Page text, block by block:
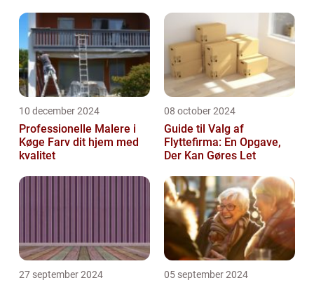
10 december 2024
Professionelle Malere i
Køge Farv dit hjem med
kvalitet
08 october 2024
Guide til Valg af
Flyttefirma: En Opgave,
Der Kan Gøres Let
27 september 2024 05 september 2024